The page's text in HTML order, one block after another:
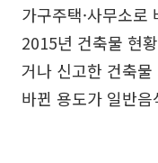
가구주택·사무소로
2015년 건축물 현
거나 신고한 건축
바뀐 용도가 일반음